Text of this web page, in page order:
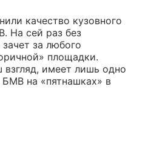
качество кузовного
На сей раз без
за любого
площадки.
имеет лишь одно
БМВ на «пятнашках» в